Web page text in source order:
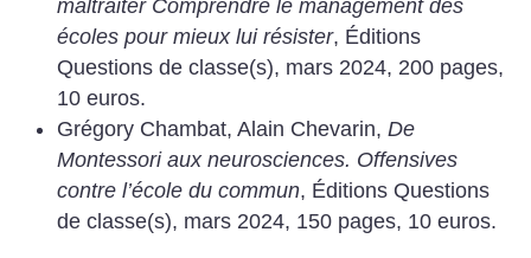
maltraiter Comprendre le management des
écoles pour mieux lui résister, Éditions
Questions de classe(s), mars 2024, 200 pages,
10 euros.
Grégory Chambat, Alain Chevarin, De
Montessori aux neurosciences. Offensives
contre l’école du commun, Éditions Questions
de classe(s), mars 2024, 150 pages, 10 euros.